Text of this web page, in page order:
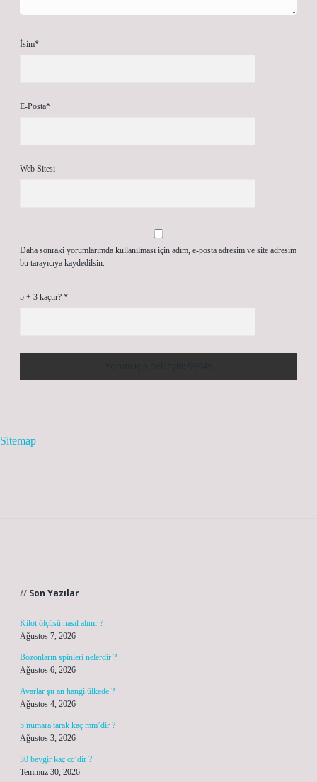
İsim*
E-Posta*
Web Sitesi
Daha sonraki yorumlarımda kullanılması için adım, e-posta adresim ve site adresim
bu tarayıcıya kaydedilsin.
5 + 3 kaçtır? *
Sitemap
Son Yazılar
Kilot ölçüsü nasıl alınır ?
Ağustos 7, 2026
Bozonların spinleri nelerdir ?
Ağustos 6, 2026
Avarlar şu an hangi ülkede ?
Ağustos 4, 2026
5 numara tarak kaç mm’dir ?
Ağustos 3, 2026
30 beygir kaç cc’dir ?
Temmuz 30, 2026